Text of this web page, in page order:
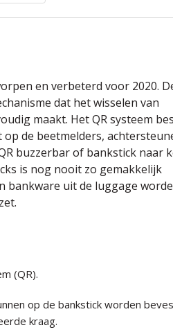
en verbeterd voor 2020.
dat het wisselen van
maakt. Het QR systeem
op de beetmelders,
buzzerbar of bankstick naar
is nog nooit zo gemakkelijk
bankware uit de luggage
(QR).
op de bankstick worden
kraag.